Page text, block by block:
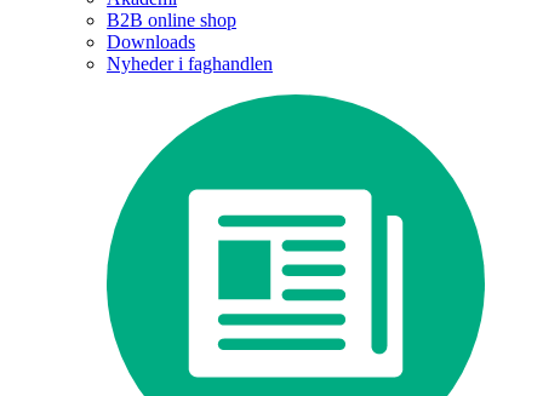
B2B online shop
Downloads
Nyheder i faghandlen